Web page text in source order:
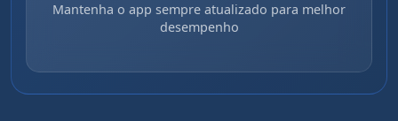
Mantenha o app sempre atualizado para melhor
desempenho